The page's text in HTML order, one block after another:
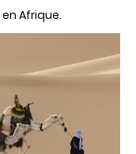
Afrique.